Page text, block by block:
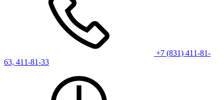
+7 (831) 411-81-
63, 411-81-33